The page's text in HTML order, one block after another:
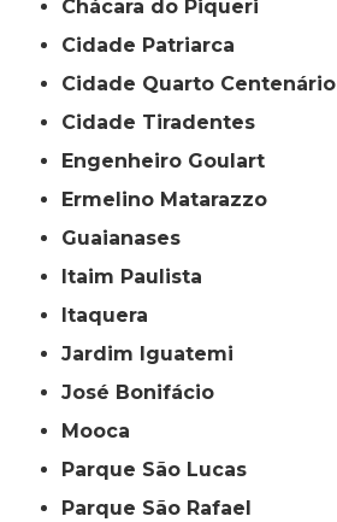
Chácara do Piqueri
Cidade Patriarca
Cidade Quarto Centenário
Cidade Tiradentes
Engenheiro Goulart
Ermelino Matarazzo
Guaianases
Itaim Paulista
Itaquera
Jardim Iguatemi
José Bonifácio
Mooca
Parque São Lucas
Parque São Rafael